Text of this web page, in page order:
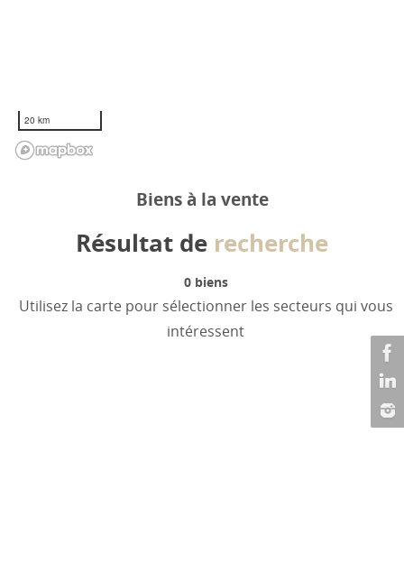
20 km
Biens à la vente
Résultat de recherche
0biens
Utilisez la carte pour sélectionner les secteurs qui vous
intéressent